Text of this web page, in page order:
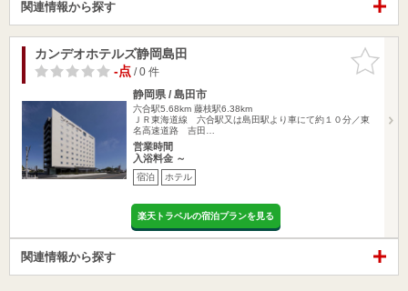
関連情報から探す
お気に入
りに追加
カンデオホテルズ静岡島田
-点/ 0 件
静岡県 / 島田市
六合駅5.68km 藤枝駅6.38km
ＪＲ東海道線 六合駅又は島田駅より車にて約１０分／東
名高速道路 吉田…
営業時間
入浴料金 ～
宿泊 ホテル
楽天トラベルの宿泊プランを見る
関連情報から探す